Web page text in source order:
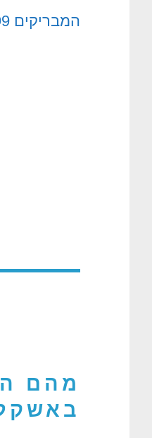
המבריקים
מהם